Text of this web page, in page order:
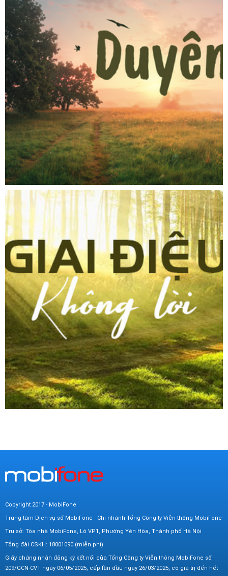
Copyright 2017 - MobiFone
Trung tâm Dịch vụ số MobiFone - Chi nhánh Tổng Công ty Viễn thông MobiFone
Trụ sở: Tòa nhà MobiFone, Lô VP1, Phường Yên Hòa, Thành phố Hà Nội
Tổng đài CSKH: 18001090 (miễn phí)
Giấy chứng nhận đăng ký kết nối của Tổng Công ty Viễn thông MobiFone số
209/GCN-CVT ngày 06/05/2025, cấp lần đầu ngày 26/03/2025, có giá trị đến hết